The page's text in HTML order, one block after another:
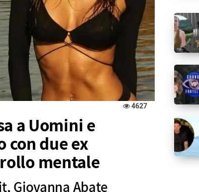
4627
a Uomini e
con due ex
mentale
Giovanna Abate